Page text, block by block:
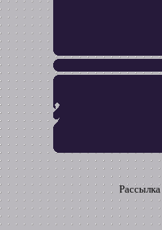
Рассылка